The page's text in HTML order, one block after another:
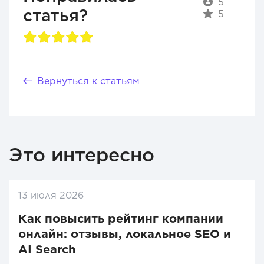
статья?
5
5
Вернуться к статьям
Это интересно
13 июля 2026
Как повысить рейтинг компании
онлайн: отзывы, локальное SEO и
AI Search